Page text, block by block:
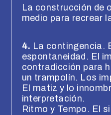
La construcción de
medio para recrear
4. La contingencia.
espontaneidad. El
contradicción para
un trampolín. Los
El matiz y lo
interpretación.
Ritmo y Tempo. El